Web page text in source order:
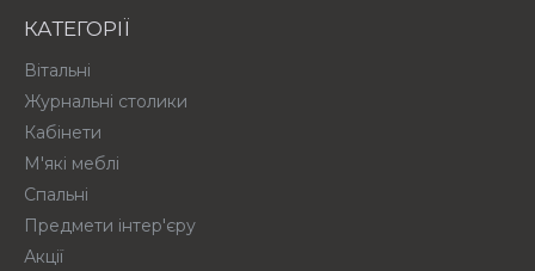
КАТЕГОРІЇ
Вітальні
Журнальні столики
Кабінети
М'які меблі
Спальні
Предмети інтер'єру
Акції